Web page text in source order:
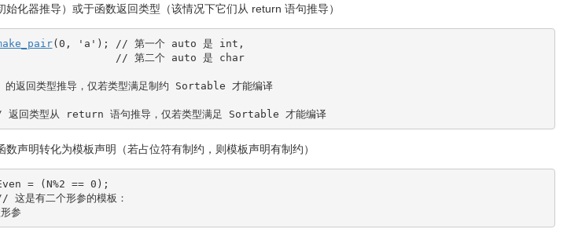
化器推导）或于函数返回类型（该情况下它们从 return 语句推导）
(0 , 'a' ) ;
// 第一个 auto 是 int,
// 第二个 auto 是 char
回类型推导，仅若类型满足制约 Sortable 才能编译
回类型从 return 语句推导，仅若类型满足 Sortable 才能编译
声明转化为模板声明（若占位符有制约，则模板声明有制约）
= (N%2 == 0 ) ;
这是有二个形参的模板：
参